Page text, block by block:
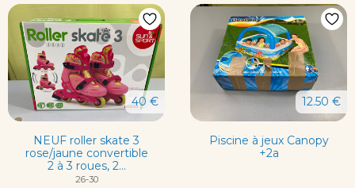
40 €
NEUF roller skate 3
rose/jaune convertible
2 à 3 roues, 2...
26-30
12.50 €
Piscine à jeux Canopy
+2a